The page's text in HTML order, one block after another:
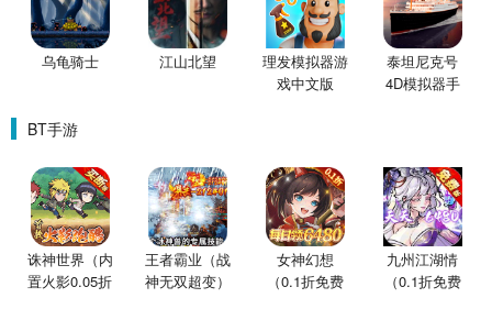
乌龟骑士 江山北望
理发模拟器游
戏中文版
泰坦尼克号
4D模拟器手
BT手游
诛神世界（内
置火影0.05折
王者霸业（战
神无双超变）
女神幻想
（0.1折免费
九州江湖情
（0.1折免费